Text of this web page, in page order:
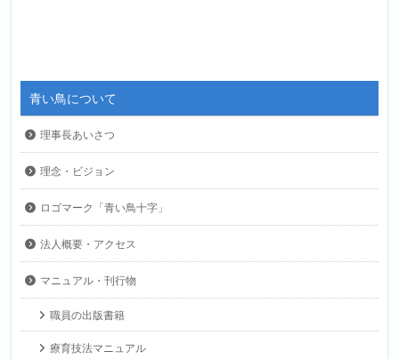
青い鳥について
理事長あいさつ
理念・ビジョン
ロゴマーク「青い鳥十字」
法人概要・アクセス
マニュアル・刊行物
職員の出版書籍
療育技法マニュアル